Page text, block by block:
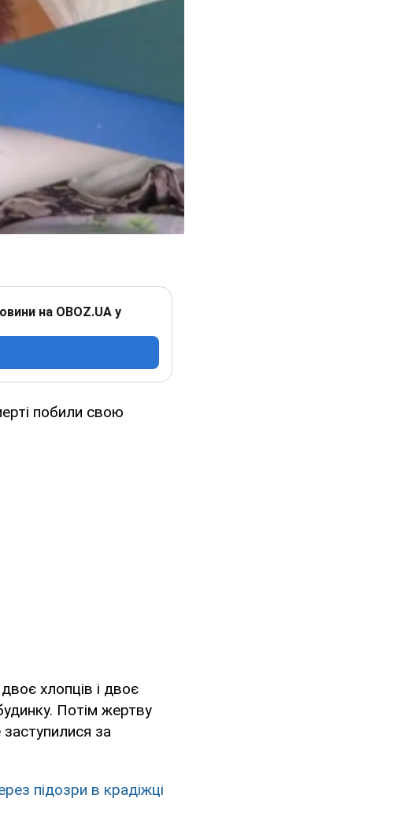
на OBOZ.UA у
побили свою
хлопців і двоє
Потім жертву
заступилися за
підозри в крадіжці